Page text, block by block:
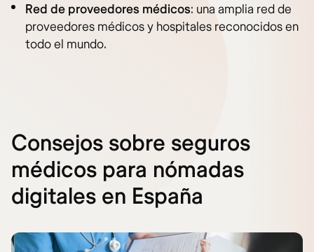
Red de proveedores médicos: una amplia red de
proveedores médicos y hospitales reconocidos en
todo el mundo.
Consejos sobre seguros
médicos para nómadas
digitales en España